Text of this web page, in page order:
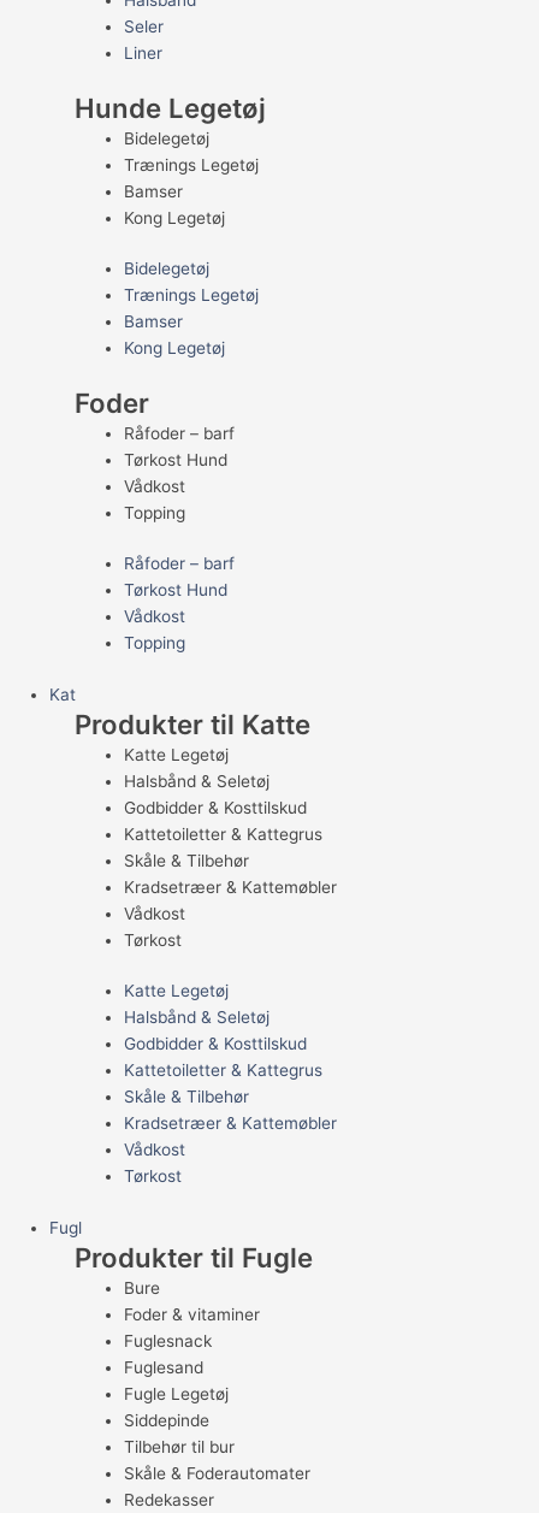
Seler
Liner
Hunde Legetøj
Bidelegetøj
Trænings Legetøj
Bamser
Kong Legetøj
Bidelegetøj
Trænings Legetøj
Bamser
Kong Legetøj
Foder
Råfoder – barf
Tørkost Hund
Vådkost
Topping
Råfoder – barf
Tørkost Hund
Vådkost
Topping
Kat
Produkter til Katte
Katte Legetøj
Halsbånd & Seletøj
Godbidder & Kosttilskud
Kattetoiletter & Kattegrus
Skåle & Tilbehør
Kradsetræer & Kattemøbler
Vådkost
Tørkost
Katte Legetøj
Halsbånd & Seletøj
Godbidder & Kosttilskud
Kattetoiletter & Kattegrus
Skåle & Tilbehør
Kradsetræer & Kattemøbler
Vådkost
Tørkost
Fugl
Produkter til Fugle
Bure
Foder & vitaminer
Fuglesnack
Fuglesand
Fugle Legetøj
Siddepinde
Tilbehør til bur
Skåle & Foderautomater
Redekasser